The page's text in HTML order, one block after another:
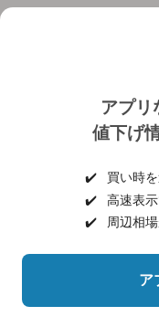
アプリ
値下げ
✔️
買い時
✔️
高速表
✔️
周辺相
ア
個人情報
ヘルプ